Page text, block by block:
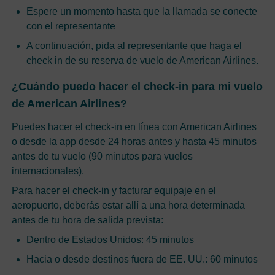
Espere un momento hasta que la llamada se conecte
con el representante
A continuación, pida al representante que haga el
check in de su reserva de vuelo de American Airlines.
¿Cuándo puedo hacer el check-in para mi vuelo
de American Airlines?
Puedes hacer el check-in en línea con American Airlines
o desde la app desde 24 horas antes y hasta 45 minutos
antes de tu vuelo (90 minutos para vuelos
internacionales).
Para hacer el check-in y facturar equipaje en el
aeropuerto, deberás estar allí a una hora determinada
antes de tu hora de salida prevista:
Dentro de Estados Unidos: 45 minutos
Hacia o desde destinos fuera de EE. UU.: 60 minutos